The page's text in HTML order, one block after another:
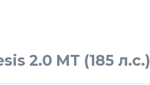
2.0 MT (185 л.с.)